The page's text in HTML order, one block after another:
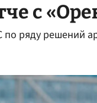
с
ряду решений